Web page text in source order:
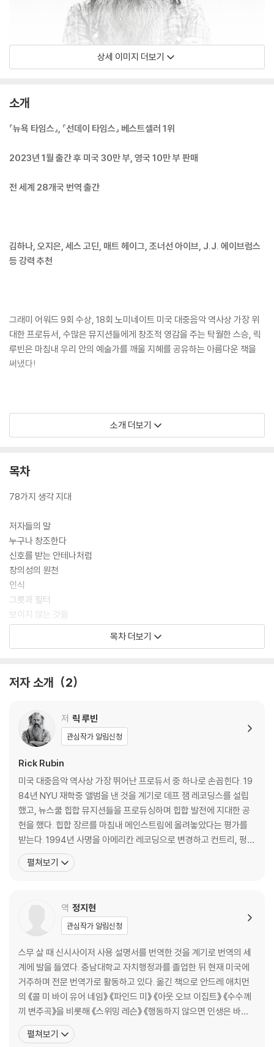
상세 이미지 더보기
소개
『뉴욕 타임스』, 『선데이 타임스』 베스트셀러 1위
2023년 1월 출간 후 미국 30만 부, 영국 10만 부 판매
전 세계 28개국 번역 출간
김하나, 오지은, 세스 고딘, 매트 헤이그, 조너선 아이브, J.J. 에이브럼스
등 강력 추천
그래미 어워드 9회 수상, 18회 노미네이트 미국 대중음악 역사상 가장 위
대한 프로듀서, 수많은 뮤지션들에게 창조적 영감을 주는 탁월한 스승, 릭
루빈은 마침내 우리 안의 예술가를 깨울 지혜를 공유하는 아름다운 책을
써냈다!
“나는 훌륭한 예술 작품을 만들기 위해 무엇이 필요한지에 대한 책을 쓰기
시작했다. 그런데 대신 드러난 책은, 어떻게 우리 스스로가 훌륭한 예술 작
창의성은 어디에서 올까? 그것을 어떻게 키울 수 있을까? 많은 유명 프로
듀서들은 전성기를 대표하는 특정한 사운드로 알려져 있다. 릭 루빈은 다
른 것으로 유명하다. 다양한 장르와 전통의 예술가들이 진정한 자신이 되
고, 진실을 표현할 수 있는 공간을 만드는 것이 그의 특기이다. 말리부 해변
가에 위치한 그의 스튜디오 샹그릴라(Shangri-La)는 바로 그런 공간이
다. 많은 아티스트들이 슬럼프를 이겨내고 다시 창조성을 되찾기 위해 샹
루빈은 사람들이 스스로에게 부과한 기대를 초월하도록 돕는 연습법을 만
들었고, 이것이 사람들을 경이를 느끼는 순수한 상태에 다시 연결시켰다.
그는 오랜 세월 동안 창의성이 어디에서 오고, 어디에서 오지 않는지에 대
해 깊이 생각했다. 이를 통해 예술가가 된다는 것은 특정한 결과물을 내는
것이 아니라, 세상과 관계를 맺는 방식에 관한 것이라는 것을 배웠다. 창의
성은 모든 사람의 삶에서 한 자리를 차지하고 있고, 우리 모두는 그 공간을
더 크게 키울 수 있다. 루빈에 따르면, 삶에서 이보다 더 중요한 의무는 거
의 없다.
글로 증류해냄으로써, 우리 모두에게 기쁨과 초월의 순간을 창조할 힘을
소개 더보기
목차
78가지 생각 지대
저자들의 말
누구나 창조한다
신호를 받는 안테나처럼
창의성의 원천
인식
그릇과 필터
보이지 않는 것들
단서를 찾아라
무엇도 멈춰 있지 않다
기억과 잠재의식
항상 그 자리에
배경
자기 의심
만들어내라
주의 산만
협업
의도
법칙들
듣는다는 것은
씨앗 수집 단계
실험 단계
모든 아이디어를 테스트하라
크래프팅 단계
모멘텀
관점
똑같은 것에 변화 주기
완료 단계
목차 더보기
저자 소개 2
저 릭 루빈
관심작가 알림신청
Rick Rubin
미국 대중음악 역사상 가장 뛰어난 프로듀서 중 하나로 손꼽힌다. 19
84년 NYU 재학중 앨범을 낸 것을 계기로 데프 잼 레코딩스를 설립
했고, 뉴스쿨 힙합 뮤지션들을 프로듀싱하며 힙합 발전에 지대한 공
헌을 했다. 힙합 장르를 마침내 메인스트림에 올려놓았다는 평가를
받는다. 1994년 사명을 아메리칸 레코딩으로 변경하고 컨트리, 펑크
록, 얼터너티브 록, 메탈 등으로까지 장르적 지평을 넓히며 그래미의
단골 손님이 된다. 지금까지 제너럴 필드 3번을 포함하여 9번의 그래
펼쳐보기
역 정지현
관심작가 알림신청
스무 살 때 신시사이저 사용 설명서를 번역한 것을 계기로 번역의 세
계에 발을 들였다. 충남대학교 자치행정과를 졸업한 뒤 현재 미국에
거주하며 전문 번역가로 활동하고 있다. 옮긴 책으로 안드레 애치먼
의 《콜 미 바이 유어 네임》 《파인드 미》 《아웃 오브 이집트》 《수수께
끼 변주곡》을 비롯해 《스위밍 레슨》 《행동하지 않으면 인생은 바뀌
지 않는다》 《5년 후 나에게》 《창조적 행위 : 존재의 방식》 《타이탄의
도구들》 《우리는 모두 죽는다는 것을 기억하라》 《학습의 재발견》
펼쳐보기